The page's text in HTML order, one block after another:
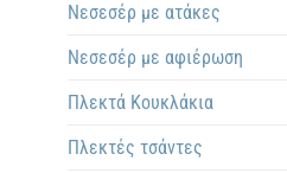
Νεσεσέρ με ατάκες
Νεσεσέρ με αφιέρωση
Πλεκτά Kουκλάκια
Πλεκτές τσάντες